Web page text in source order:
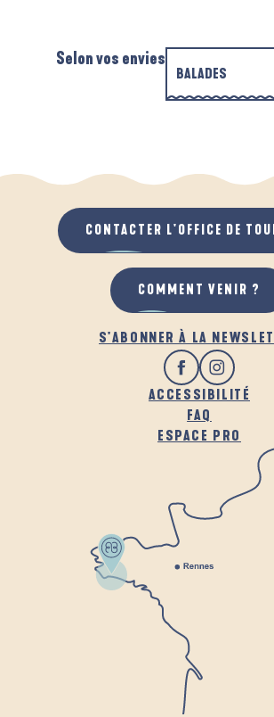
Selon vos envies
BALADES
QUAND IL PLEUT
AU GRAND AIR
PARCOURS D'INTERPRÉTATION
S'ABONNER À LA
ACCESSIBILITÉ
FAQ
ESPACE PRO
CONTACTER L'OFFICE DE
COMMENT VENIR ?